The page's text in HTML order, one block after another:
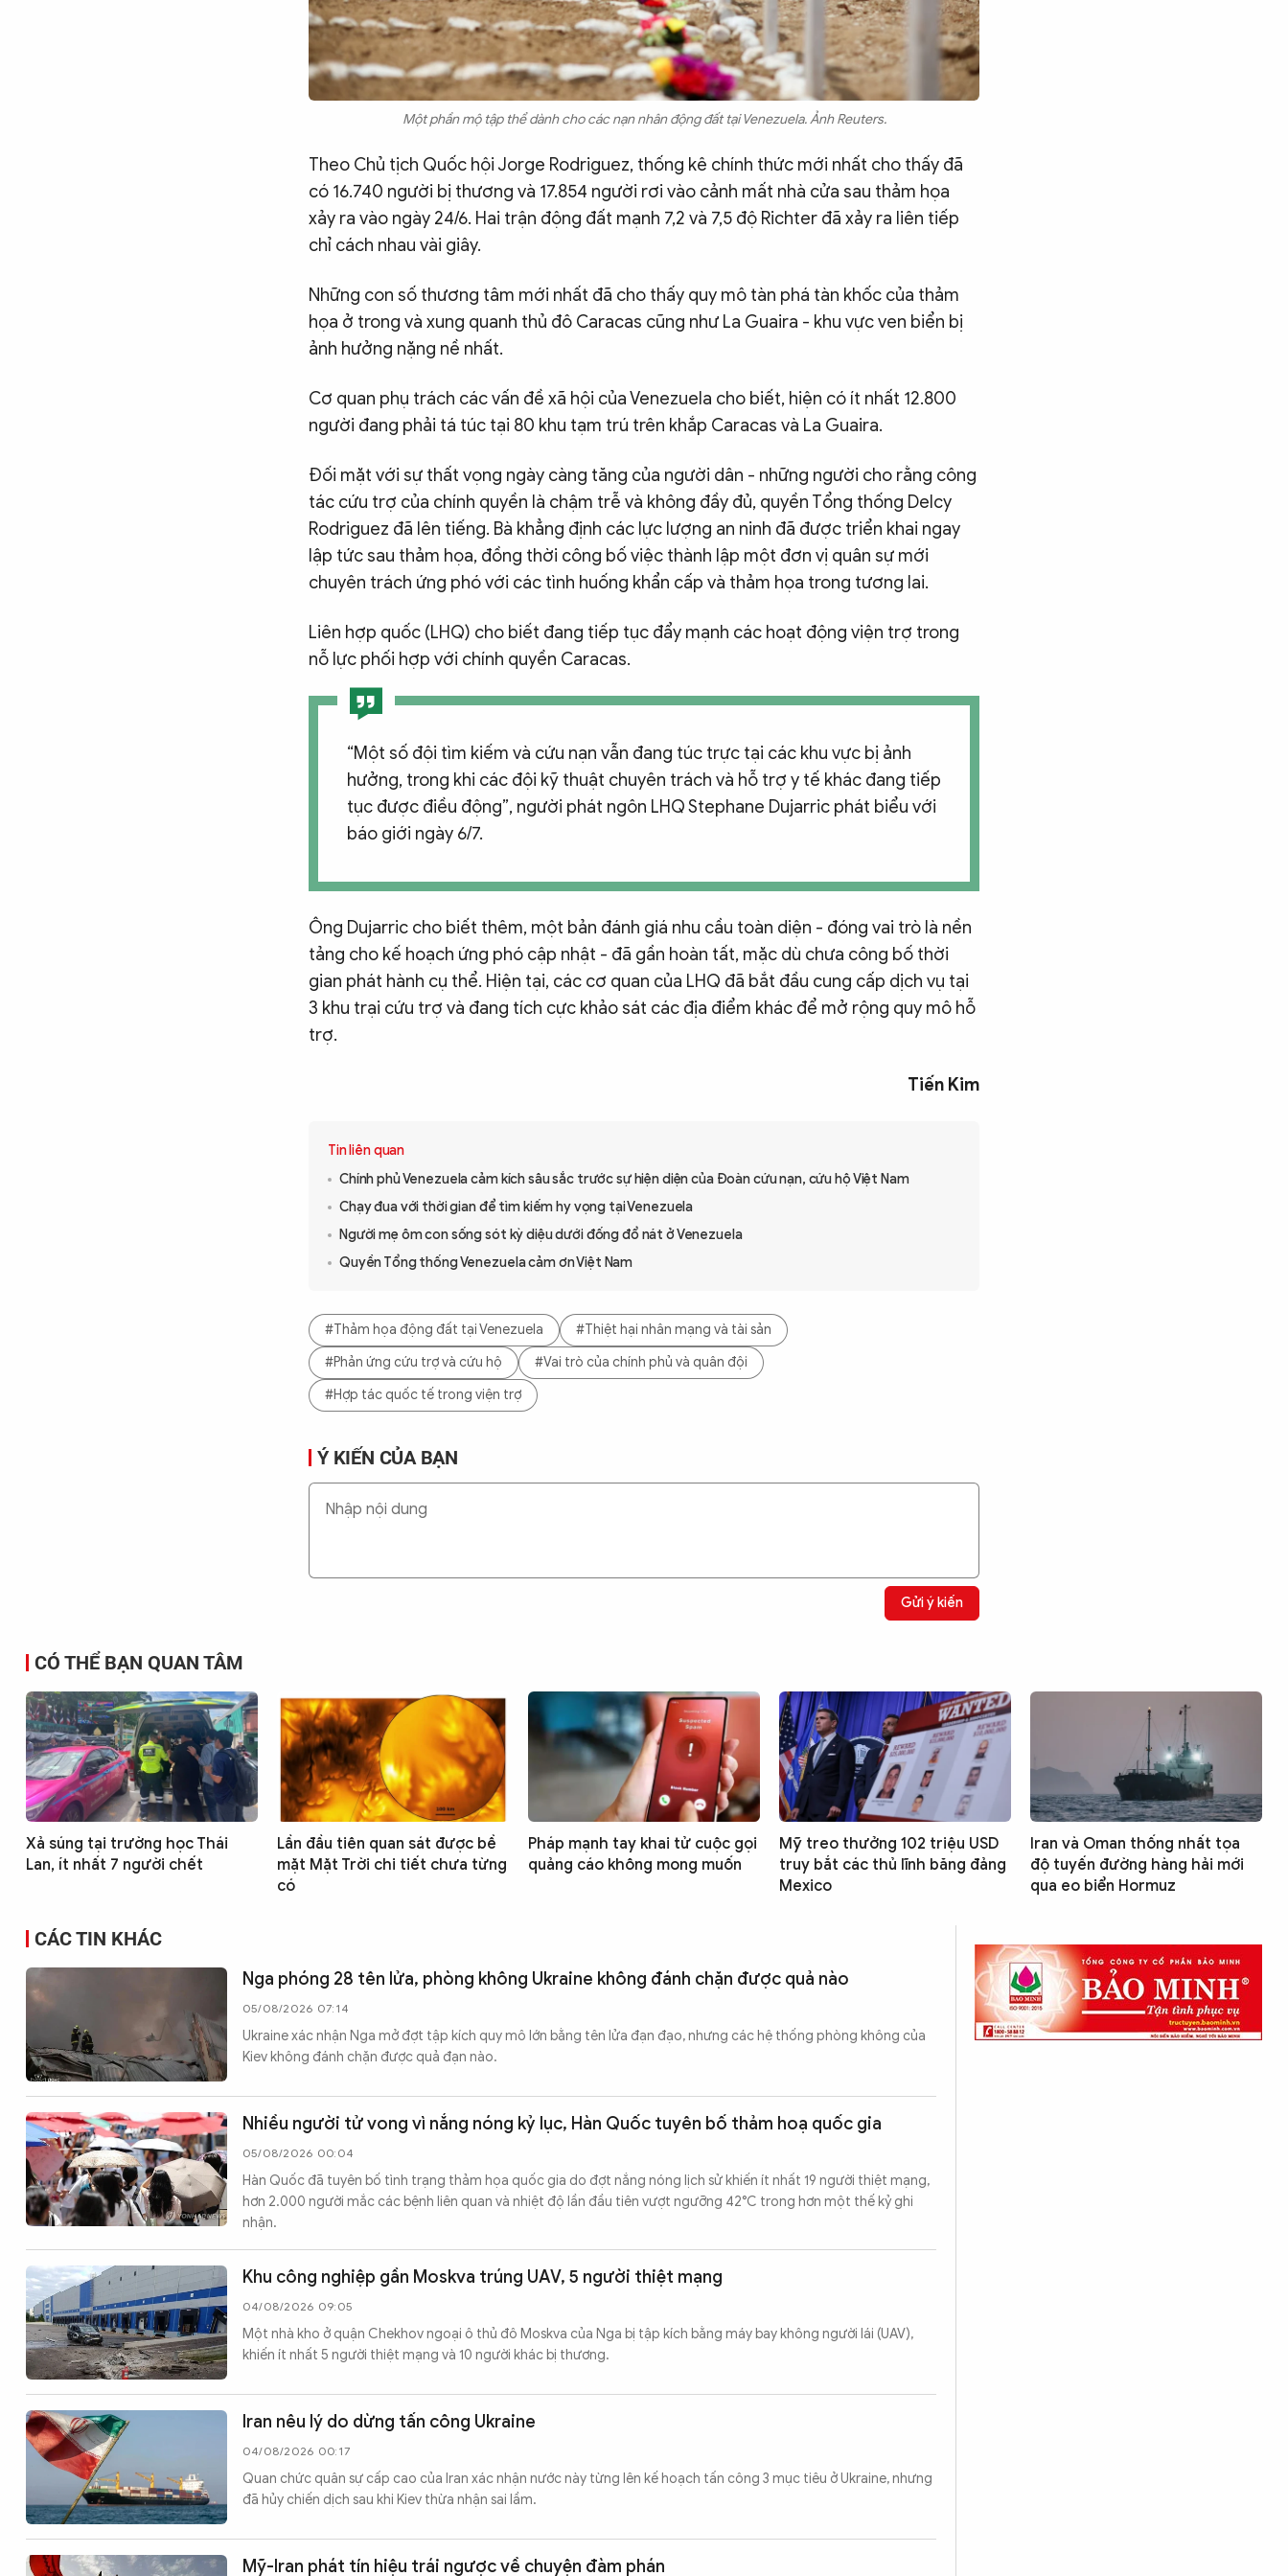
Một phần mộ tập thể dành cho các nạn nhân động đất tại Venezuela. Ảnh Reuters.
Theo Chủ tịch Quốc hội Jorge Rodriguez, thống kê chính thức mới nhất cho thấy đã
có 16.740 người bị thương và 17.854 người rơi vào cảnh mất nhà cửa sau thảm họa
xảy ra vào ngày 24/6. Hai trận động đất mạnh 7,2 và 7,5 độ Richter đã xảy ra liên tiếp
chỉ cách nhau vài giây.
Những con số thương tâm mới nhất đã cho thấy quy mô tàn phá tàn khốc của thảm
họa ở trong và xung quanh thủ đô Caracas cũng như La Guaira - khu vực ven biển bị
ảnh hưởng nặng nề nhất.
Cơ quan phụ trách các vấn đề xã hội của Venezuela cho biết, hiện có ít nhất 12.800
người đang phải tá túc tại 80 khu tạm trú trên khắp Caracas và La Guaira.
Đối mặt với sự thất vọng ngày càng tăng của người dân - những người cho rằng công
tác cứu trợ của chính quyền là chậm trễ và không đầy đủ, quyền Tổng thống Delcy
Rodriguez đã lên tiếng. Bà khẳng định các lực lượng an ninh đã được triển khai ngay
lập tức sau thảm họa, đồng thời công bố việc thành lập một đơn vị quân sự mới
chuyên trách ứng phó với các tình huống khẩn cấp và thảm họa trong tương lai.
Liên hợp quốc (LHQ) cho biết đang tiếp tục đẩy mạnh các hoạt động viện trợ trong
nỗ lực phối hợp với chính quyền Caracas.
“Một số đội tìm kiếm và cứu nạn vẫn đang túc trực tại các khu vực bị ảnh
hưởng, trong khi các đội kỹ thuật chuyên trách và hỗ trợ y tế khác đang tiếp
tục được điều động”, người phát ngôn LHQ Stephane Dujarric phát biểu với
báo giới ngày 6/7.
Ông Dujarric cho biết thêm, một bản đánh giá nhu cầu toàn diện - đóng vai trò là nền
tảng cho kế hoạch ứng phó cập nhật - đã gần hoàn tất, mặc dù chưa công bố thời
gian phát hành cụ thể. Hiện tại, các cơ quan của LHQ đã bắt đầu cung cấp dịch vụ tại
3 khu trại cứu trợ và đang tích cực khảo sát các địa điểm khác để mở rộng quy mô hỗ
trợ.
Tiến Kim
Tin liên quan
Chính phủ Venezuela cảm kích sâu sắc trước sự hiện diện của Đoàn cứu nạn, cứu hộ Việt Nam
Chạy đua với thời gian để tìm kiếm hy vọng tại Venezuela
Người mẹ ôm con sống sót kỳ diệu dưới đống đổ nát ở Venezuela
Quyền Tổng thống Venezuela cảm ơn Việt Nam
#Thảm họa động đất tại Venezuela
#Thiệt hại nhân mạng và tài sản
#Phản ứng cứu trợ và cứu hộ
#Vai trò của chính phủ và quân đội
#Hợp tác quốc tế trong viện trợ
Ý KIẾN CỦA BẠN
Gửi ý kiến
CÓ THỂ BẠN QUAN TÂM
Xả súng tại trường học Thái
Lan, ít nhất 7 người chết
Lần đầu tiên quan sát được bề
mặt Mặt Trời chi tiết chưa từng
có
Pháp mạnh tay khai tử cuộc gọi
quảng cáo không mong muốn
Mỹ treo thưởng 102 triệu USD
truy bắt các thủ lĩnh băng đảng
Mexico
Iran và Oman thống nhất tọa
độ tuyến đường hàng hải mới
qua eo biển Hormuz
CÁC TIN KHÁC
Nga phóng 28 tên lửa, phòng không Ukraine không đánh chặn được quả nào
05/08/2026 07:14
Ukraine xác nhận Nga mở đợt tập kích quy mô lớn bằng tên lửa đạn đạo, nhưng các hệ thống phòng không của
Kiev không đánh chặn được quả đạn nào.
Nhiều người tử vong vì nắng nóng kỷ lục, Hàn Quốc tuyên bố thảm hoạ quốc gia
05/08/2026 00:04
Hàn Quốc đã tuyên bố tình trạng thảm họa quốc gia do đợt nắng nóng lịch sử khiến ít nhất 19 người thiệt mạng,
hơn 2.000 người mắc các bệnh liên quan và nhiệt độ lần đầu tiên vượt ngưỡng 42°C trong hơn một thế kỷ ghi
nhận.
Khu công nghiệp gần Moskva trúng UAV, 5 người thiệt mạng
04/08/2026 09:05
Một nhà kho ở quận Chekhov ngoại ô thủ đô Moskva của Nga bị tập kích bằng máy bay không người lái (UAV),
khiến ít nhất 5 người thiệt mạng và 10 người khác bị thương.
Iran nêu lý do dừng tấn công Ukraine
04/08/2026 00:17
Quan chức quân sự cấp cao của Iran xác nhận nước này từng lên kế hoạch tấn công 3 mục tiêu ở Ukraine, nhưng
đã hủy chiến dịch sau khi Kiev thừa nhận sai lầm.
Mỹ-Iran phát tín hiệu trái ngược về chuyện đàm phán